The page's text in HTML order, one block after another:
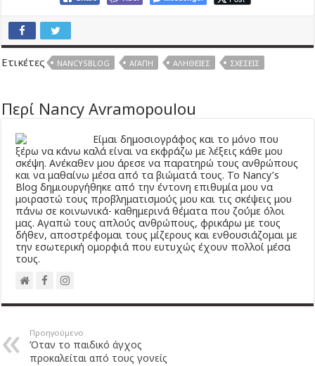
Ετικέτες NANCYSBLOG ΑΓΆΠΗ ΑΛΉΘΕΙΕΣ ΣΧΈΣΕΙΣ
Περί Nancy Avramopoulou
Είμαι δημοσιογράφος και το μόνο που
ξέρω να κάνω καλά είναι να εκφράζω με λέξεις κάθε μου
σκέψη. Ανέκαθεν μου άρεσε να παρατηρώ τους ανθρώπους
και να μαθαίνω μέσα από τα βιώματά τους. Το Νancy’s
Βlog δημιουργήθηκε από την έντονη επιθυμία μου να
μοιραστώ τους προβληματισμούς μου και τις σκέψεις μου
πάνω σε κοινωνικά- καθημερινά θέματα που ζούμε όλοι
μας. Αγαπώ τους απλούς ανθρώπους, φρικάρω με τους
δήθεν, αποστρέφομαι τους μίζερους και ενθουσιάζομαι με
την εσωτερική ομορφιά που ευτυχώς έχουν πολλοί μέσα
τους.
Προηγούμενο
Όταν το παιδικό άγχος
προκαλείται από τους γονείς